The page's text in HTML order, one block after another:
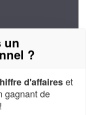
ET
un
?
d'affaireset
gagnant de
!